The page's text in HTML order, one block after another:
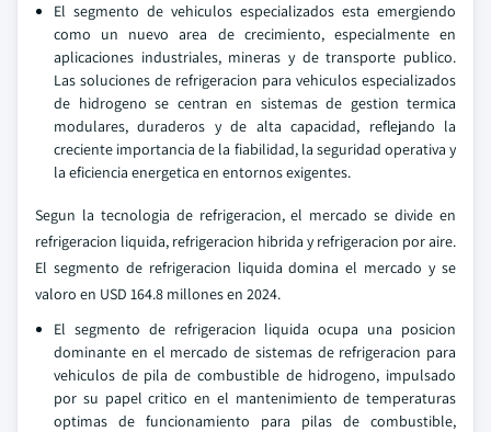
El segmento de vehiculos especializados esta emergiendo
como un nuevo area de crecimiento, especialmente en
aplicaciones industriales, mineras y de transporte publico.
Las soluciones de refrigeracion para vehiculos especializados
de hidrogeno se centran en sistemas de gestion termica
modulares, duraderos y de alta capacidad, reflejando la
creciente importancia de la fiabilidad, la seguridad operativa y
la eficiencia energetica en entornos exigentes.
Segun la tecnologia de refrigeracion, el mercado se divide en
refrigeracion liquida, refrigeracion hibrida y refrigeracion por aire.
El segmento de refrigeracion liquida domina el mercado y se
valoro en USD 164.8 millones en 2024.
El segmento de refrigeracion liquida ocupa una posicion
dominante en el mercado de sistemas de refrigeracion para
vehiculos de pila de combustible de hidrogeno, impulsado
por su papel critico en el mantenimiento de temperaturas
optimas de funcionamiento para pilas de combustible,